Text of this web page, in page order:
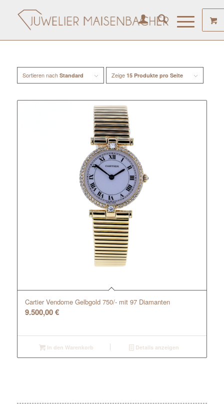
Sortieren nach Standard Zeige 15 Produkte pro Seite
Cartier Vendome Gelbgold 750/- mit 97 Diamanten
9.500,00€
In den Warenkorb Details anzeigen